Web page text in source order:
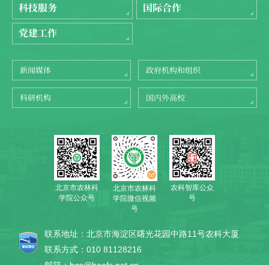
科技服务
国际合作
党建工作
新闻媒体 政府机构和组织
科研机构 国内外高校
北京市农林科
学院公众号
北京市农林科
学院微信视频
号
农科智库公众
号
联系地址：北京市海淀区曙光花园中路11号农科大厦
联系方式：010 81128216